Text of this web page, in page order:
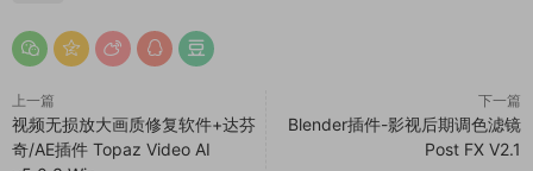
上一篇
视频无损放大画质修复软件+达芬
奇/AE插件 Topaz Video AI
下一篇
Blender插件-影视后期调色滤镜
Post FX V2.1